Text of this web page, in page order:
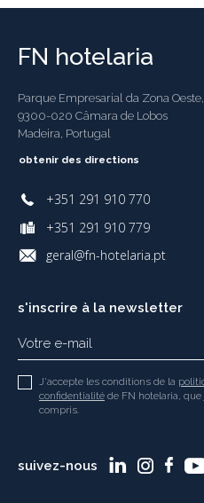
FN hotelaria
Parque Empresarial da Zona
9300-020 Câmara de Lobos
Madeira, Portugal
obtenir des directions
+351 291 910 770
+351 291 910 779
geral@fn-hotelaria.pt
s'inscrire à la newsletter
J'accepte les conditions de la
confidentialité de FN hotelaria,
compris.
suivez-nous